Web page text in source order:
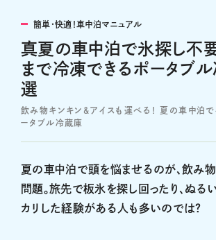
簡単・快適！車中泊マニュアル
真夏の車中泊で氷探し不
まで冷凍できるポータブ
選
飲み物キンキン＆アイスも運べる！ 夏の車中泊
ータブル冷蔵庫
夏の車中泊で頭を悩ませるのが、飲み
問題。旅先で板氷を探し回ったり、ぬる
カリした経験がある人も多いのでは？